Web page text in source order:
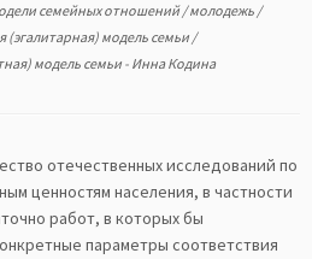
семейных отношений/молодежь /
(эгалитарная) модель семьи /
модель семьи - Инна Кодина
отечественных исследований по
ценностям населения, в частности
работ, в которых бы
параметры соответствия